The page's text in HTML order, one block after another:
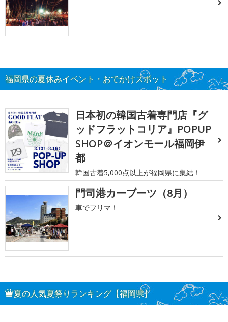
福岡県の夏休みイベント・おでかけスポット
日本初の韓国古着専門店『グ
ッドフラットコリア』POPUP
SHOP＠イオンモール福岡伊
都
韓国古着5,000点以上が福岡県に集結！
門司港カーブーツ（8月）
車でフリマ！
夏の人気夏祭りランキング【福岡県】